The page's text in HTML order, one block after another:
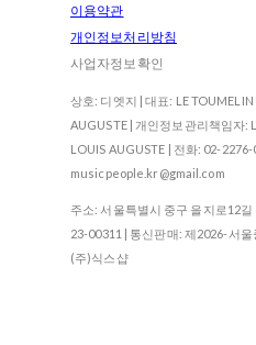
이용약관
개인정보처리방침
사업자정보확인
상호: 디엣지 | 대표: LE TOUMELIN
AUGUSTE | 개인정보관리책임자:
LOUIS AUGUSTE | 전화: 02-
musicpeople.kr@gmail.com
주소: 서울특별시 중구 을지로12
23-00311 | 통신판매: 제2026-서울
(주)식스샵